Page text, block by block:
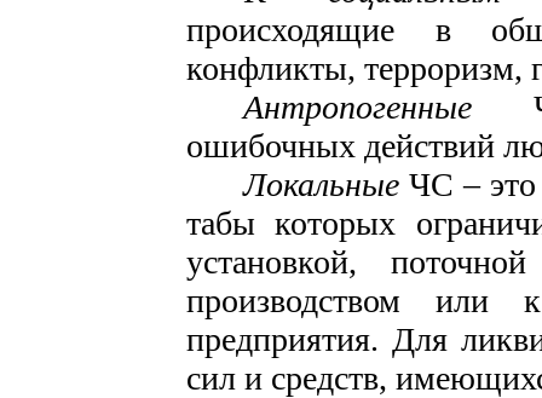
происходящие в
конфликты, терроризм,
Антропогенные
ошибочных действий
Локальные ЧС –
табы которых
уста­новкой,
производством или
предприятия. Для
сил и средств,